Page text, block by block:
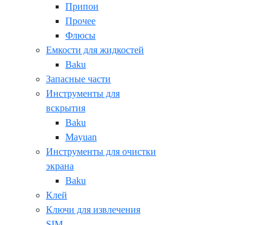
Припои
Прочее
Флюсы
Емкости для жидкостей
Baku
Запасные части
Инструменты для
вскрытия
Baku
Mayuan
Инструменты для очистки
экрана
Baku
Клей
Ключи для извлечения